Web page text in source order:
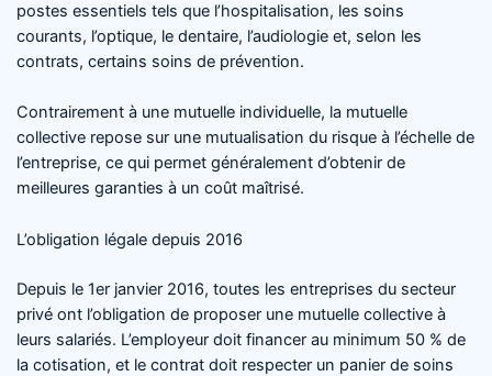
postes essentiels tels que l’hospitalisation, les soins
courants, l’optique, le dentaire, l’audiologie et, selon les
contrats, certains soins de prévention.
Contrairement à une mutuelle individuelle, la mutuelle
collective repose sur une mutualisation du risque à l’échelle de
l’entreprise, ce qui permet généralement d’obtenir de
meilleures garanties à un coût maîtrisé.
L’obligation légale depuis 2016
Depuis le 1er janvier 2016, toutes les entreprises du secteur
privé ont l’obligation de proposer une mutuelle collective à
leurs salariés. L’employeur doit financer au minimum 50 % de
la cotisation, et le contrat doit respecter un panier de soins